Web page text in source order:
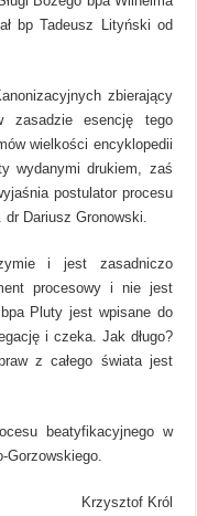
bp Tadeusz Lityński od
zbierający
zasadzie esencję tego
wielkości encyklopedii
wydanymi drukiem, zaś
postulator procesu
Dariusz Gronowski.
i jest zasadniczo
procesowy i nie jest
Pluty jest wpisane do
i czeka. Jak długo?
z całego świata jest
beatyfikacyjnego w
Gorzowskiego.
Krzysztof Król